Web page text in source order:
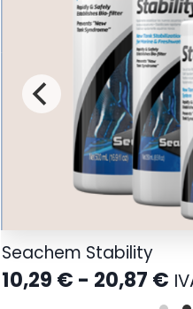
Seachem Stability
10,29 € - 20,87 €
de